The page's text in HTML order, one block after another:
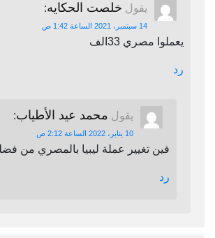
يقول خلصت الحكايه:
14 سبتمبر، 2021 الساعة 1:42 ص
يعملوا مصري 33الف
رد
يقول محمد عيد الأطياب:
10 يناير، 2022 الساعة 2:12 ص
فين تغيير عملة ليبيا بالمصري من
رد